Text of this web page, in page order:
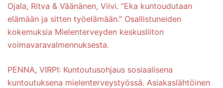
Ojala, Ritva & Väänänen, Viivi. ”Eka kuntoudutaan
elämään ja sitten työelämään.” Osallistuneiden
kokemuksia Mielenterveyden keskusliiton
voimavaravalmennuksesta.
PENNA, VIRPI: Kuntoutusohjaus sosiaalisena
kuntoutuksena mielenterveystyössä. Asiakaslähtöinen